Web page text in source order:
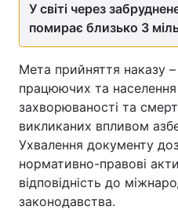
У світі через
помирає близько 3
Мета прийняття наказу
працюючих та
захворюваності та
викликаних впливом
Ухвалення документу
нормативно-правові
відповідність до
законодавства.